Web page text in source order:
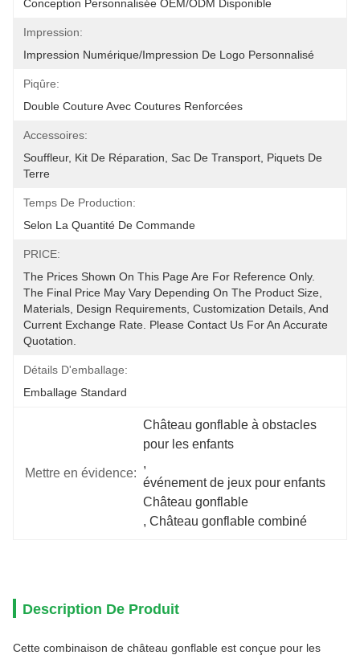
Conception Personnalisée OEM/ODM Disponible
Impression:
Impression Numérique/impression De Logo Personnalisé
Piqûre:
Double Couture Avec Coutures Renforcées
Accessoires:
Souffleur, Kit De Réparation, Sac De Transport, Piquets De
Terre
Temps De Production:
Selon La Quantité De Commande
PRICE:
The Prices Shown On This Page Are For Reference Only.
The Final Price May Vary Depending On The Product Size,
Materials, Design Requirements, Customization Details, And
Current Exchange Rate. Please Contact Us For An Accurate
Quotation.
Détails D'emballage:
Emballage Standard
Mettre en évidence:
Château gonflable à obstacles
pour les enfants
,
événement de jeux pour enfants
Château gonflable
, Château gonflable combiné
Description De Produit
Cette combinaison de château gonflable est conçue pour les